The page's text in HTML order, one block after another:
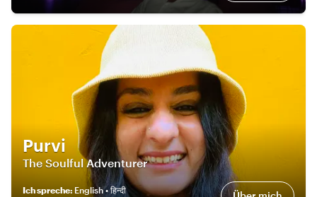
Purvi
The Soulful Adventurer
Ich spreche: English • हिन्दी